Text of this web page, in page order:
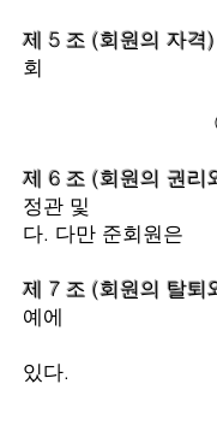
제 5 조 (회원의 자격)
회
신청서를 제
② 회원의 종
제 6 조 (회원의 권리
정관 및 각종 회
다. 다만 준회원
제 7 조 (회원의 탈퇴
예에
손상을 가져
있다.